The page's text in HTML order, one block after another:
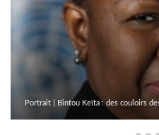
Portrait | Bintou Keïta : des couloirs